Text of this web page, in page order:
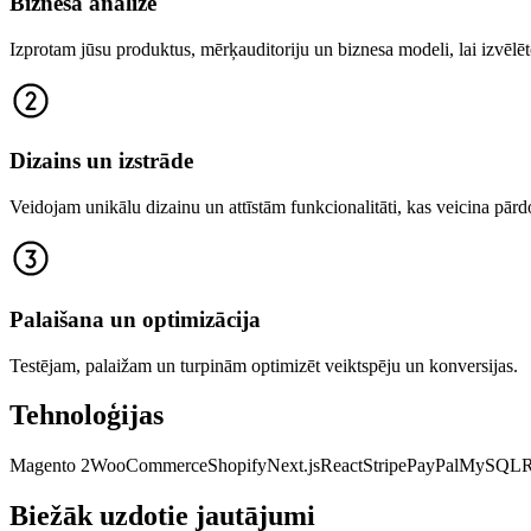
Izprotam jūsu produktus, mērķauditoriju un biznesa modeli, lai
Dizains un izstrāde
Veidojam unikālu dizainu un attīstām funkcionalitāti, kas veicina
Palaišana un optimizācija
Testējam, palaižam un turpinām optimizēt veiktspēju un konversijas.
Tehnoloģijas
Magento 2WooCommerceShopifyNext.jsReactStripePayPalMySQL
Biežāk uzdotie jautājumi